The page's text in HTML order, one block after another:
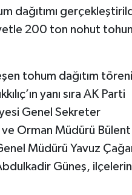
dağıtımı
200 ton nohut
tohum dağıtım
yanı sıra AK Parti
Genel Sekreter
ve Orman Müdürü Bülent
Müdürü Yavuz
Güneş, ilçelerin